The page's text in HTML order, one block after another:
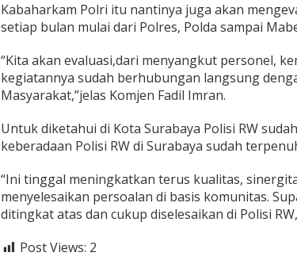
Kabaharkam Polri itu nantinya juga akan
setiap bulan mulai dari Polres, Polda sampai
“Kita akan evaluasi,dari menyangkut personel,
kegiatannya sudah berhubungan langsung
Masyarakat,”jelas Komjen Fadil Imran.
Untuk diketahui di Kota Surabaya Polisi RW
keberadaan Polisi RW di Surabaya sudah
“Ini tinggal meningkatkan terus kualitas,
menyelesaikan persoalan di basis komunitas.
ditingkat atas dan cukup diselesaikan di Polisi
Post Views: 2